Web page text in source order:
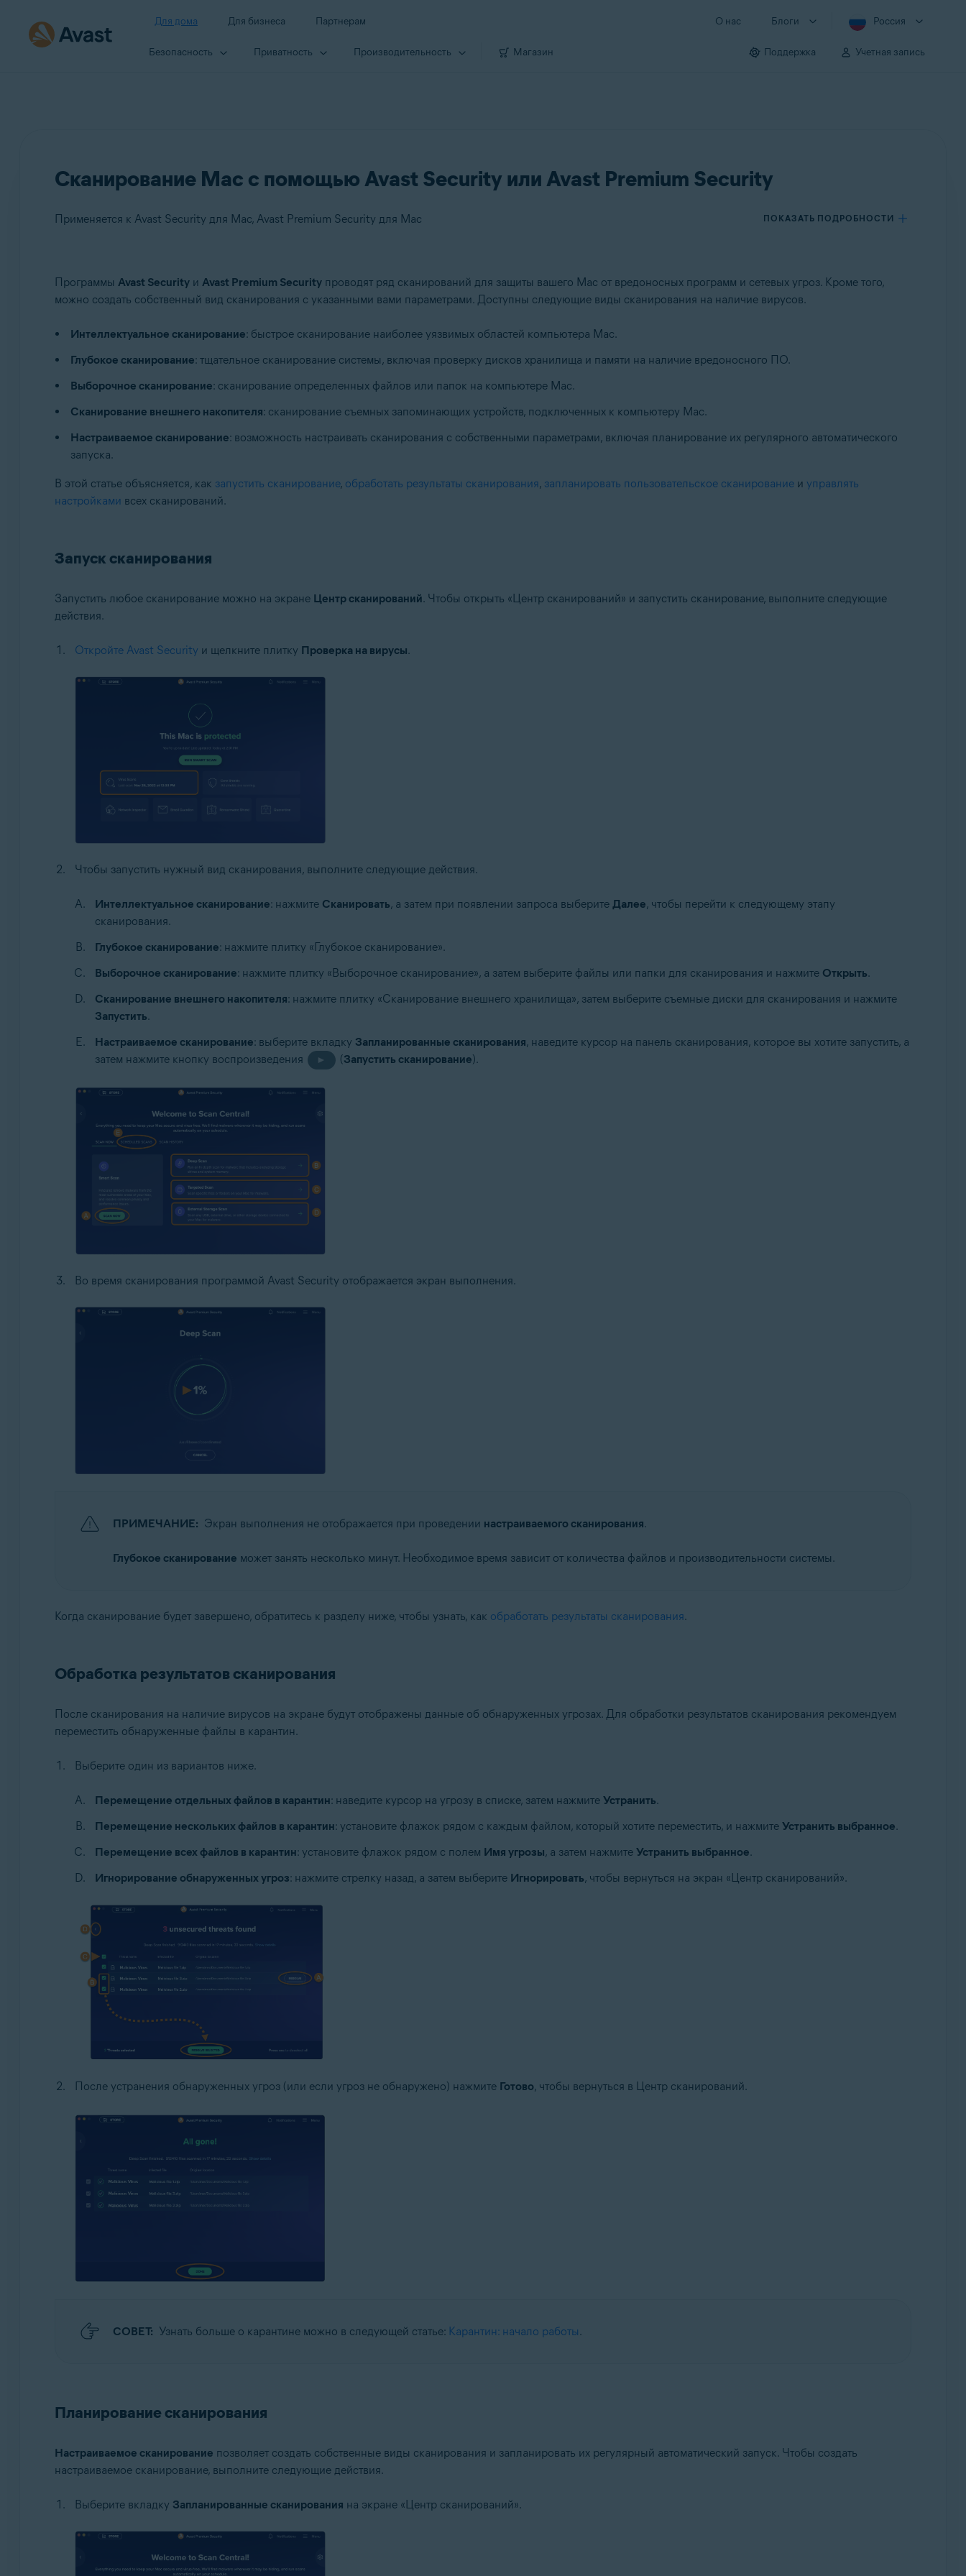
Для дома Для бизнеса Партнерам О нас Блоги Россия
Безопасность Приватность Производи­тельность Магазин Поддержка Учетная запись
Сканирование Mac с помощью Avast Security или Avast Premium Security
Применяется к Avast Security для Mac, Avast Premium Security для Mac ПОКАЗАТЬ ПОДРОБНОСТИ
Продукты:
Avast Security 15.x для Mac
Apple macOS 11.x (Big Sur)
Apple macOS 10.13.x (High Sierra)
Apple macOS 10.12.x (Sierra)
Программы Avast Securityи Avast Premium Securityпроводят ряд сканирований для защиты вашего Mac от вредоносных программ и сетевых угроз. Кроме того,
можно создать собственный вид сканирования с указанными вами параметрами. Доступны следующие виды сканирования на наличие вирусов.
Интеллектуальное сканирование: быстрое сканирование наиболее уязвимых областей компьютера Mac.
Глубокое сканирование: тщательное сканирование системы, включая проверку дисков хранилища и памяти на наличие вредоносного ПО.
Выборочное сканирование: сканирование определенных файлов или папок на компьютере Mac.
Сканирование внешнего накопителя: сканирование съемных запоминающих устройств, подключенных к компьютеру Mac.
Настраиваемое сканирование: возможность настраивать сканирования с собственными параметрами, включая планирование их регулярного автоматического
запуска.
В этой статье объясняется, как запустить сканирование, обработать результаты сканирования, запланировать пользовательское сканированиеи управлять
настройками всех сканирований.
Запуск сканирования
Запустить любое сканирование можно на экране Центр сканирований. Чтобы открыть «Центр сканирований» и запустить сканирование, выполните следующие
действия.
Откройте Avast Security и щелкните плитку Проверка на вирусы.
Чтобы запустить нужный вид сканирования, выполните следующие действия.
Интеллектуальное сканирование: нажмите Сканировать, а затем при появлении запроса выберите Далее, чтобы перейти к следующему этапу
сканирования.
Глубокое сканирование: нажмите плитку «Глубокое сканирование».
Выборочное сканирование: нажмите плитку «Выборочное сканирование», а затем выберите файлы или папки для сканирования и нажмите Открыть.
Сканирование внешнего накопителя: нажмите плитку «Сканирование внешнего хранилища», затем выберите съемные диски для сканирования и нажмите
Запустить.
Настраиваемое сканирование: выберите вкладку Запланированные сканирования, наведите курсор на панель сканирования, которое вы хотите запустить, а
затем нажмите кнопку воспроизведения
► (Запустить сканирование).
Во время сканирования программой Avast Security отображается экран выполнения.
ПРИМЕЧАНИЕ: Экран выполнения не отображается при проведении настраиваемого сканирования.
Глубокое сканирование может занять несколько минут. Необходимое время зависит от количества файлов и производительности системы.
Когда сканирование будет завершено, обратитесь к разделу ниже, чтобы узнать, как обработать результаты сканирования.
Обработка результатов сканирования
После сканирования на наличие вирусов на экране будут отображены данные об обнаруженных угрозах. Для обработки результатов сканирования рекомендуем
переместить обнаруженные файлы в карантин.
Выберите один из вариантов ниже.
Перемещение отдельных файлов в карантин: наведите курсор на угрозу в списке, затем нажмите Устранить.
Перемещение нескольких файлов в карантин: установите флажок рядом с каждым файлом, который хотите переместить, и нажмите Устранить выбранное.
Перемещение всех файлов в карантин: установите флажок рядом с полем Имя угрозы, а затем нажмите Устранить выбранное.
Игнорирование обнаруженных угроз: нажмите стрелку назад, а затем выберите Игнорировать, чтобы вернуться на экран «Центр сканирований».
После устранения обнаруженных угроз (или если угроз не обнаружено) нажмите Готово, чтобы вернуться в Центр сканирований.
СОВЕТ: Узнать больше о карантине можно в следующей статье: Карантин: начало работы.
Планирование сканирования
Настраиваемое сканирование позволяет создать собственные виды сканирования и запланировать их регулярный автоматический запуск. Чтобы создать
настраиваемое сканирование, выполните следующие действия.
Выберите вкладку Запланированные сканирования на экране «Центр сканирований».